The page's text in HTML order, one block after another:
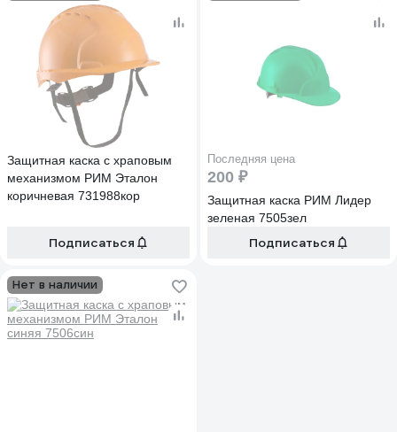
Защитная каска с храповым
механизмом РИМ Эталон
коричневая 731988кор
Подписаться
Последняя цена
200 ₽
Защитная каска РИМ Лидер
зеленая 7505зел
Подписаться
Нет в наличии